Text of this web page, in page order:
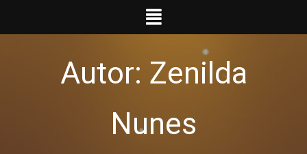
Autor: Zenilda
Nunes